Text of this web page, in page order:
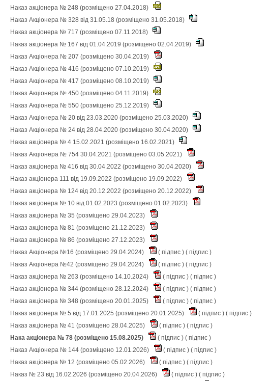
Наказ акціонера № 248 (розміщено 27.04.2018)
Наказ Акціонера № 328 від 31.05.18 (розміщено 31.05.2018)
Наказ акціонера № 717 (розміщено 07.11.2018)
Наказ акціонера № 167 від 01.04.2019 (розміщено 02.04.2019)
Наказ Акціонера № 207 (розміщено 30.04.2019)
Наказ Акціонера № 416 (розміщено 07.10.2019)
Наказ Акціонера № 417 (розміщено 08.10.2019)
Наказ Акціонера № 450 (розміщено 04.11.2019)
Наказ Акціонера № 550 (розміщено 25.12.2019)
Наказ Акціонера № 20 від 23.03.2020 (розміщено 25.03.2020)
Наказ Акціонера № 24 від 28.04.2020 (розміщено 30.04.2020)
Наказ акціонера № 4 15.02.2021 (розміщено 16.02.2021)
Наказ Акціонера № 754 30.04.2021 (розміщено 03.05.2021)
Наказ акціонера № 416 від 30.04.2022 (розміщено 30.04.2020)
Наказ акціонера 111 від 19.09.2022 (розміщено 19.09.2022)
Наказ акціонера № 124 від 20.12.2022 (розміщено 20.12.2022)
Наказ акціонера № 10 від 01.02.2023 (розміщено 01.02.2023)
Наказ акціонера № 35 (розміщено 29.04.2023)
Наказ акціонера № 81 (розміщено 21.12.2023)
Наказ акціонера № 86 (розміщено 27.12.2023)
Наказ Акціонера №16 (розміщено 29.04.2024)
( підпис ) ( підпис )
Наказ Акціонера №42 (розміщено 29.04.2024)
( підпис ) ( підпис )
Наказ акціонера № 263 (розміщено 14.10.2024)
( підпис ) ( підпис )
Наказ акціонера № 344 (розміщено 28.12.2024)
( підпис ) ( підпис )
Наказ акціонера № 348 (розміщено 20.01.2025)
( підпис ) ( підпис )
Наказ акціонера № 5 від 17.01.2025 (розміщено 20.01.2025)
( підпис ) ( підпис )
Наказ акціонера № 41 (розміщено 28.04.2025)
( підпис ) ( підпис )
Нака акціонера № 78 (розміщено 15.08.2025)
( підпис ) ( підпис )
Наказ Акціонера № 144 (розміщено 12.01.2026)
( підпис ) ( підпис )
Наказ акціонера № 12 (розміщено 05.02.2026)
( підпис ) ( підпис )
Наказ № 23 від 16.02.2026 (розміщено 20.04.2026)
( підпис ) ( підпис )